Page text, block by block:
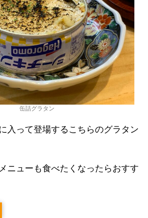
缶詰グラタン
入って登場するこちらのグラタン
ニューも食べたくなったらおすす